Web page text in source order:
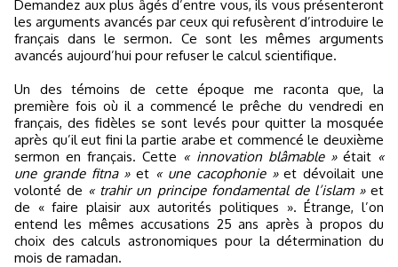
Demandez aux plus âgés d’entre vous, ils vous présenteront
les arguments avancés par ceux qui refusèrent d’introduire le
français dans le sermon. Ce sont les mêmes arguments
avancés aujourd’hui pour refuser le calcul scientifique.
Un des témoins de cette époque me raconta que, la
première fois où il a commencé le prêche du vendredi en
français, des fidèles se sont levés pour quitter la mosquée
après qu’il eut fini la partie arabe et commencé le deuxième
sermon en français. Cette « innovation blâmable »était «
une grande fitna »et « une cacophonie »et dévoilait une
volonté de « trahir un principe fondamental de l’islam »et
de « faire plaisir aux autorités politiques ». Étrange, l’on
entend les mêmes accusations 25 ans après à propos du
choix des calculs astronomiques pour la détermination du
mois de ramadan.